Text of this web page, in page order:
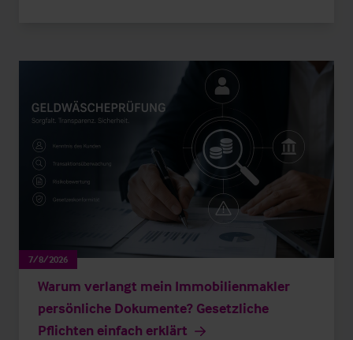
7/8/2026
Warum verlangt mein Immobilienmakler
persönliche Dokumente? Gesetzliche
Pflichten einfach erklärt